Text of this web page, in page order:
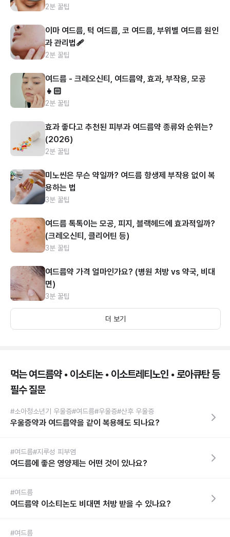
2분 꿀팁
이마 여드름, 턱 여드름, 코 여드름, 부위별 여드름 원인
과 관리법🩹
2분 꿀팁
여드름 - 크레오신티, 여드름약, 효과, 부작용, 모공
👧🏻
2분 꿀팁
효과 좋다고 추천된 피부과 여드름약 종류와 순위는?
(2026)
2분 꿀팁
미노씬은 무슨 약일까? 여드름 항생제 부작용 없이 복
용하는 법
3분 꿀팁
여드름 톡톡이는 모공, 피지, 블랙헤드에 효과적일까?
(크레오신티, 클리어틴 등)
3분 꿀팁
여드름약 가격 얼마인가요? (병원 처방 vs 약국, 비대
면)
3분 꿀팁
더 보기
먹는 여드름약 • 이소티논 • 이소트레티노인 • 로아큐탄 등
필수 질문
#소아청소년기 우울증#여드름#우울증#산후 우울증
우울증약과 여드름약을 같이 복용해도 되나요?
#여드름#지루성 피부염
여드름에 좋은 영양제는 어떤 것이 있나요?
#여드름
여드름약 이소티논도 비대면 처방 받을 수 있나요?
#여드름